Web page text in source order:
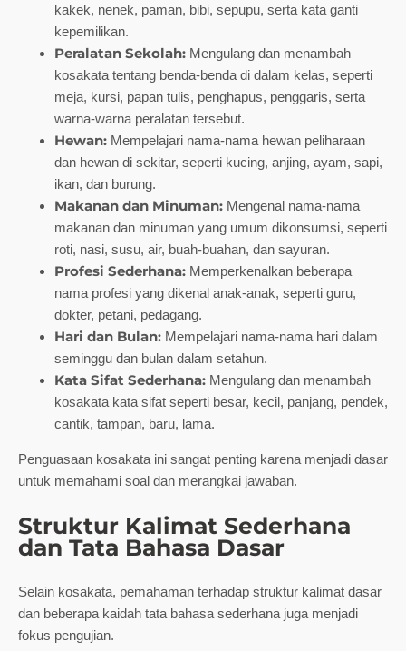
kakek, nenek, paman, bibi, sepupu, serta kata ganti
kepemilikan.
Peralatan Sekolah: Mengulang dan menambah
kosakata tentang benda-benda di dalam kelas, seperti
meja, kursi, papan tulis, penghapus, penggaris, serta
warna-warna peralatan tersebut.
Hewan: Mempelajari nama-nama hewan peliharaan
dan hewan di sekitar, seperti kucing, anjing, ayam, sapi,
ikan, dan burung.
Makanan dan Minuman: Mengenal nama-nama
makanan dan minuman yang umum dikonsumsi, seperti
roti, nasi, susu, air, buah-buahan, dan sayuran.
Profesi Sederhana: Memperkenalkan beberapa
nama profesi yang dikenal anak-anak, seperti guru,
dokter, petani, pedagang.
Hari dan Bulan: Mempelajari nama-nama hari dalam
seminggu dan bulan dalam setahun.
Kata Sifat Sederhana: Mengulang dan menambah
kosakata kata sifat seperti besar, kecil, panjang, pendek,
cantik, tampan, baru, lama.
Penguasaan kosakata ini sangat penting karena menjadi dasar
untuk memahami soal dan merangkai jawaban.
Struktur Kalimat Sederhana
dan Tata Bahasa Dasar
Selain kosakata, pemahaman terhadap struktur kalimat dasar
dan beberapa kaidah tata bahasa sederhana juga menjadi
fokus pengujian.